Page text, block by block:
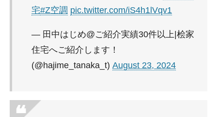
宅#Z空調 pic.twitter.com/iS4h1lVqv1
— 田中はじめ@ご紹介実績30件以上|桧家
住宅へご紹介します！
(@hajime_tanaka_t) August 23, 2024